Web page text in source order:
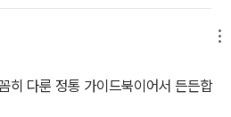
히 다룬 정통 가이드북이어서 든든합